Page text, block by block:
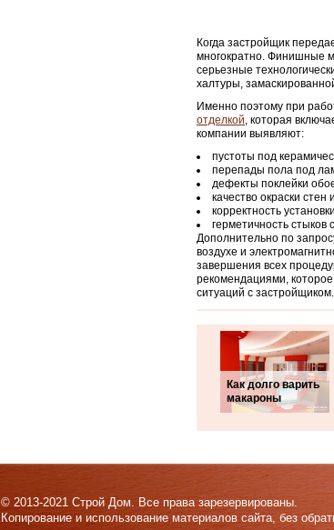
Когда застройщик
многократно. Финишные
серьезные
халтуры,
Именно поэтому при
отделкой, которая
компании выявляют:
пустоты под
перепады пола под
дефекты поклейки
качество окраски
корректность
герметичность стыков
Дополнительно по
воздухе и
завершения всех
рекомендациями,
ситуаций с застройщиком.
Как долго варить
макароны
© 2013-2021 Строй Дом. Все права зарезервированы.
Копирование и использование материалов сайта, без